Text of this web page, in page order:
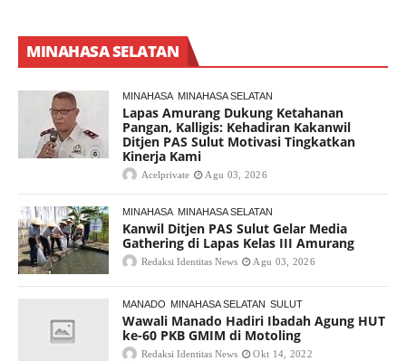
MINAHASA SELATAN
MINAHASA MINAHASA SELATAN
Lapas Amurang Dukung Ketahanan
Pangan, Kalligis: Kehadiran Kakanwil
Ditjen PAS Sulut Motivasi Tingkatkan
Kinerja Kami
Acelprivate Agu 03, 2026
MINAHASA MINAHASA SELATAN
Kanwil Ditjen PAS Sulut Gelar Media
Gathering di Lapas Kelas III Amurang
Redaksi Identitas News Agu 03, 2026
MANADO MINAHASA SELATAN SULUT
Wawali Manado Hadiri Ibadah Agung HUT
ke-60 PKB GMIM di Motoling
Redaksi Identitas News Okt 14, 2022